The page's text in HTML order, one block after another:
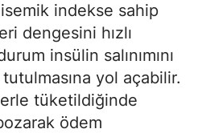
indekse sahip
dengesini hızlı
insülin salınımını
yol açabilir.
tüketildiğinde
ödem